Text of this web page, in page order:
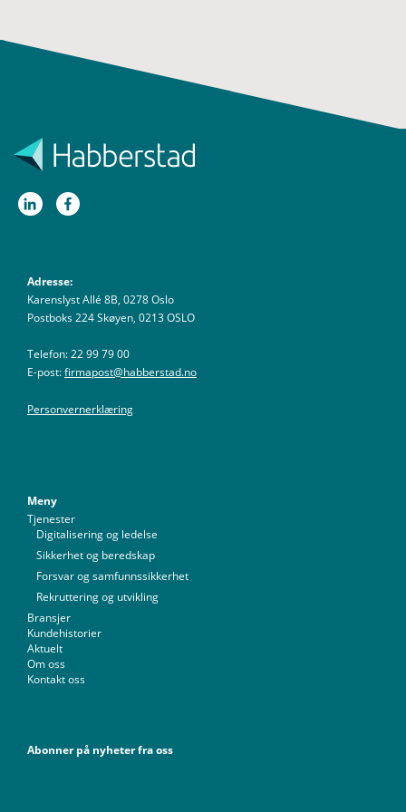
Adresse:
Karenslyst Allé 8B, 0278 Oslo
Postboks 224 Skøyen, 0213 OSLO
Telefon: 22 99 79 00
E-post:firmapost@habberstad.no
Personvernerklæring
Meny
Tjenester
Digitalisering og ledelse
Sikkerhet og beredskap
Forsvar og samfunnssikkerhet
Rekruttering og utvikling
Bransjer
Kundehistorier
Aktuelt
Om oss
Kontakt oss
Abonner på nyheter fra oss